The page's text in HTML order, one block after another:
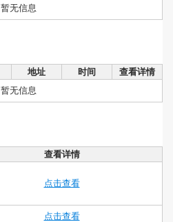
暂无信息
地址 时间
查看详情
暂无信息
查看详情
点击查看
点击查看